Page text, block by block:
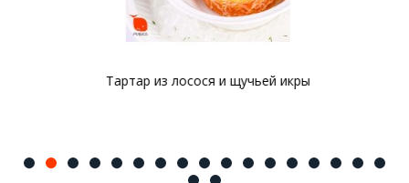
Тартар из лосося и щучьей икры